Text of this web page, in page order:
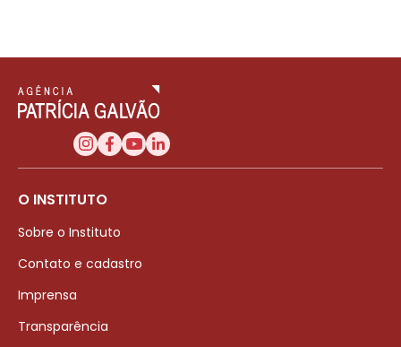
O INSTITUTO
Sobre o Instituto
Contato e cadastro
Imprensa
Transparência